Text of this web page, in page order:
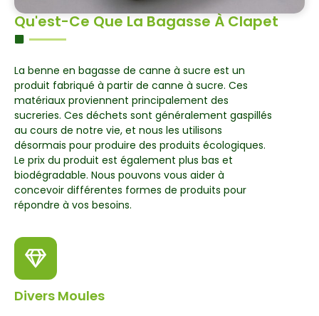
Qu'est-Ce Que La Bagasse À Clapet
La benne en bagasse de canne à sucre est un
produit fabriqué à partir de canne à sucre. Ces
matériaux proviennent principalement des
sucreries. Ces déchets sont généralement gaspillés
au cours de notre vie, et nous les utilisons
désormais pour produire des produits écologiques.
Le prix du produit est également plus bas et
biodégradable. Nous pouvons vous aider à
concevoir différentes formes de produits pour
répondre à vos besoins.
Divers Moules